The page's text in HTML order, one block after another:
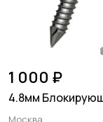
1 000 ₽
4.8мм
Москва